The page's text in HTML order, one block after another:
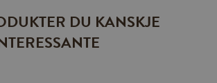
DU KANSKJE